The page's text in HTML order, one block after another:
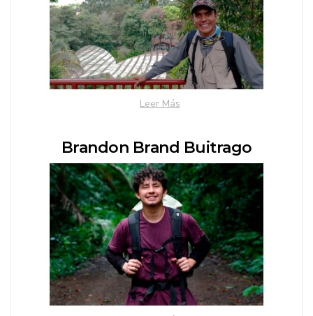
Leer Más
Brandon Brand Buitrago